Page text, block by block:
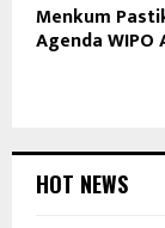
Menkum
Agenda WIPO
HOT NEWS